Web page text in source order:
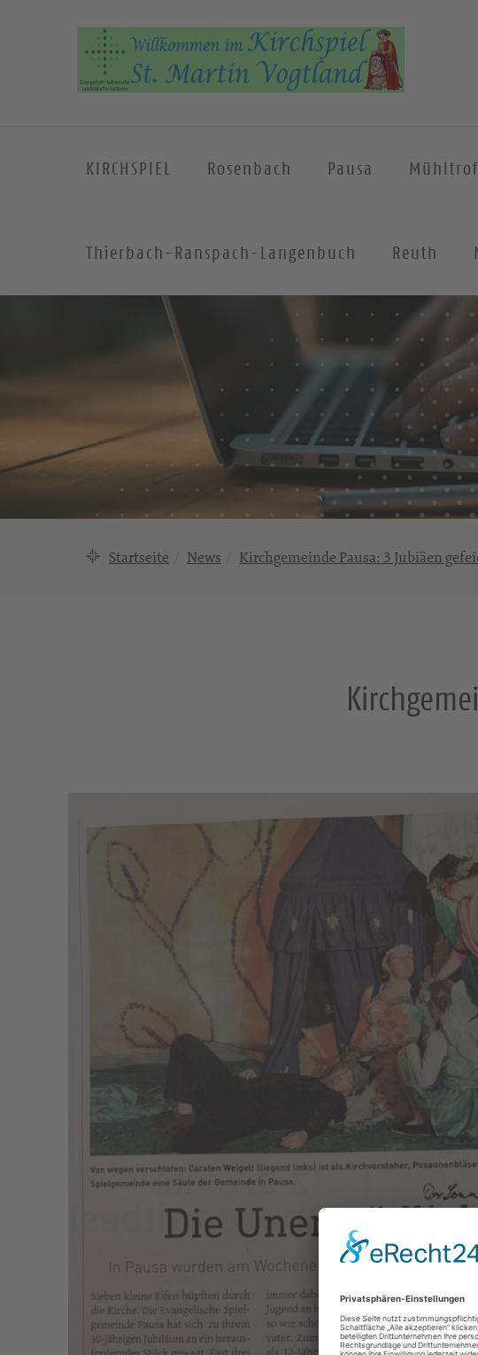
KIRCHSPIEL Rosenbach Pausa
Thierbach-Ranspach-Langenbuch Reuth
Startseite News Kirchgemeinde Pausa: 3 Jubiäen